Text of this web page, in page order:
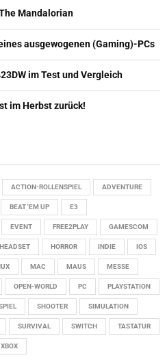
Mandalorian
ausgewogenen (Gaming)-PCs
im Test und Vergleich
im Herbst zurück!
ACTION-ROLLENSPIEL ADVENTURE
BEAT 'EM UP E3
EVENT FREE2PLAY GAMESCOM
HEADSET HORROR INDIE IOS
MAC MAUS MESSE
OPEN-WORLD PC PLAYSTATION
SHOOTER SIMULATION
SURVIVAL SWITCH TASTATUR
XBOX